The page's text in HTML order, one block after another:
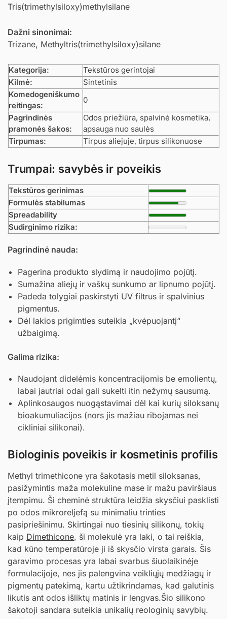
Tris(trimethylsiloxy)methylsilane
Dažni sinonimai:
Trizane, Methyltris(trimethylsiloxy)silane
Kategorija:
Tekstūros gerintojai
Kilmė:
Sintetinis
Komedogeniškumo
reitingas:
0
Pagrindinės
pramonės šakos:
Odos priežiūra, spalvinė kosmetika,
apsauga nuo saulės
Tirpumas:
Tirpus aliejuje, tirpus silikonuose
Trumpai: savybės ir poveikis
Tekstūros gerinimas
Formulės stabilumas
Spreadability
Sudirginimo rizika:
Pagrindinė nauda:
Pagerina produkto slydimą ir naudojimo pojūtį.
Sumažina aliejų ir vaškų sunkumo ar lipnumo pojūtį.
Padeda tolygiai paskirstyti UV filtrus ir spalvinius
pigmentus.
Dėl lakios prigimties suteikia „kvėpuojantį“
užbaigimą.
Galima rizika:
Naudojant didelėmis koncentracijomis be emolientų,
labai jautriai odai gali sukelti itin nežymų sausumą.
Aplinkosaugos nuogąstavimai dėl kai kurių siloksanų
bioakumuliacijos (nors jis mažiau ribojamas nei
cikliniai silikonai).
Biologinis poveikis ir kosmetinis profilis
Methyl trimethicone yra šakotasis metil siloksanas,
pasižymintis maža molekuline mase ir mažu paviršiaus
įtempimu. Ši cheminė struktūra leidžia skysčiui pasklisti
po odos mikroreljefą su minimaliu trinties
pasipriešinimu. Skirtingai nuo tiesinių silikonų, tokių
kaip Dimethicone, ši molekulė yra laki, o tai reiškia,
kad kūno temperatūroje ji iš skysčio virsta garais. Šis
garavimo procesas yra labai svarbus šiuolaikinėje
formulacijoje, nes jis palengvina veikliųjų medžiagų ir
pigmentų patekimą, kartu užtikrindamas, kad galutinis
likutis ant odos išliktų matinis ir lengvas.Šio silikono
šakotoji sandara suteikia unikalių reologinių savybių.